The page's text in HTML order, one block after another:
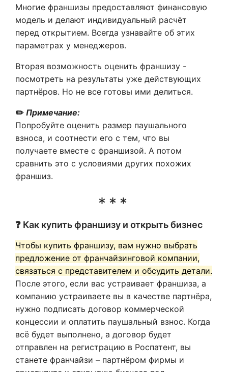
Многие франшизы предоставляют финансовую
модель и делают индивидуальный расчёт
перед открытием. Всегда узнавайте об этих
параметрах у менеджеров.
Вторая возможность оценить франшизу -
посмотреть на результаты уже действующих
партнёров. Но не все готовы ими делиться.
✏️ Примечание:
Попробуйте оценить размер паушального
взноса, и соотнести его с тем, что вы
получаете вместе с франшизой. А потом
сравнить это с условиями других похожих
франшиз.
❓ Как купить франшизу и открыть бизнес
Чтобы купить франшизу, вам нужно выбрать
предложение от франчайзинговой компании,
связаться с представителем и обсудить детали.
После этого, если вас устраивает франшиза, а
компанию устраиваете вы в качестве партнёра,
нужно подписать договор коммерческой
концессии и оплатить паушальный взнос. Когда
всё будет выполнено, а договор будет
отправлен на регистрацию в Роспатент, вы
станете франчайзи – партнёром фирмы и